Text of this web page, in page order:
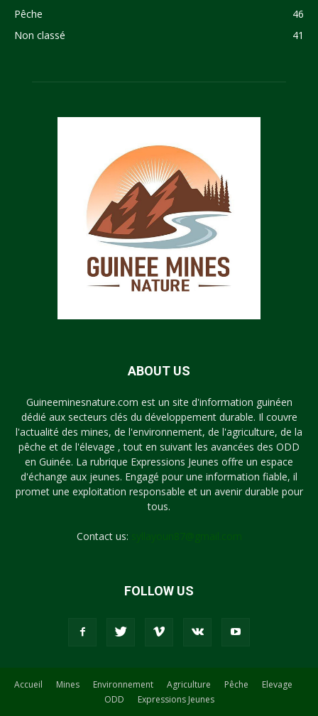
Pêche
46
Non classé
41
ABOUT US
Guineeminesnature.com est un site d'information guinéen
dédié aux secteurs clés du développement durable. Il couvre
l'actualité des mines, de l'environnement, de l'agriculture, de la
pêche et de l'élevage , tout en suivant les avancées des ODD
en Guinée. La rubrique Expressions Jeunes offre un espace
d'échange aux jeunes. Engagé pour une information fiable, il
promet une exploitation responsable et un avenir durable pour
tous.
Contact us:
FOLLOW US
Accueil Mines Environnement Agriculture Pêche
Elevage
ODD
Expressions Jeunes